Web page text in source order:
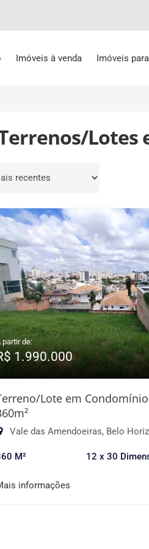
Imóveis à venda Imóveis
Lotes
por
partir de:
1.990.000
Lote em
Vale das Amendoeiras, Belo
M² 12 x 30
informações